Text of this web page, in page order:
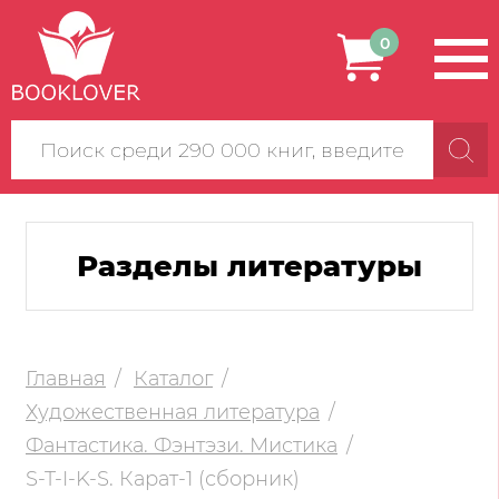
Поиск
по
сайту
0
Разделы литературы
Главная
Каталог
Художественная литература
Фантастика. Фэнтэзи. Мистика
S-T-I-K-S. Карат-1 (сборник)